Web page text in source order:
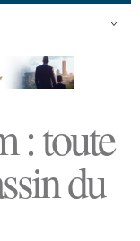
: toute
du